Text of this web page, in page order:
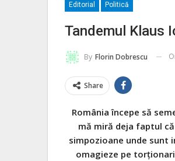
Editorial Politică
Tandemul Klaus
By Florin Dobrescu
Share
România începe să
mă miră deja faptul
simpozioane unde sunt
omagieze pe